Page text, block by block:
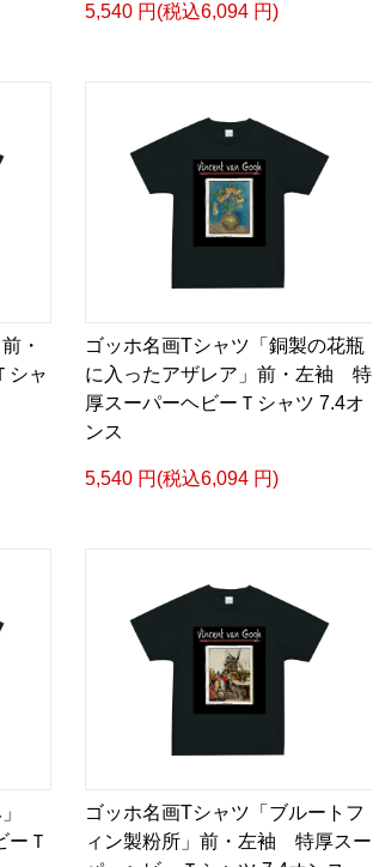
5,540 円(税込6,094 円)
・
シャ
ゴッホ名画Tシャツ「銅製の花瓶
に入ったアザレア」前・左袖 特
厚スーパーヘビーＴシャツ 7.4オ
ンス
5,540 円(税込6,094 円)
Ｔ
ゴッホ名画Tシャツ「ブルートフ
ィン製粉所」前・左袖 特厚スー